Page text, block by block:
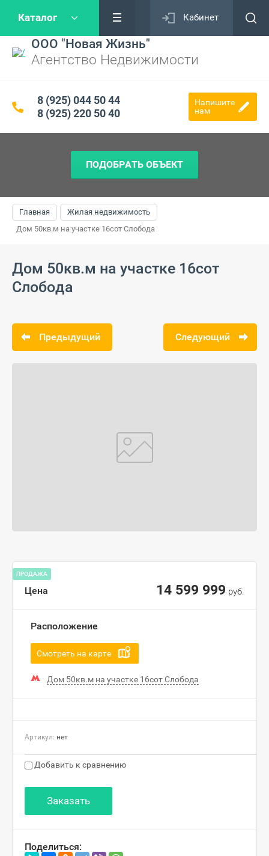
Каталог Кабинет
ООО "Новая Жизнь"
Агентство Недвижимости
8 (925) 044 50 44
8 (925) 220 50 40
Напишите
нам
ПОДОБРАТЬ ОБЪЕКТ
Главная
Жилая недвижимость
Дом 50кв.м на участке 16сот Слобода
Дом 50кв.м на участке 16сот
Слобода
Предыдущий Следующий
ПРОДАЖА
Цена 14 599 999 руб.
Расположение
Смотреть на карте
Дом 50кв.м на участке 16сот Слобода
Артикул: нет
Добавить к сравнению
Заказать
Поделиться: